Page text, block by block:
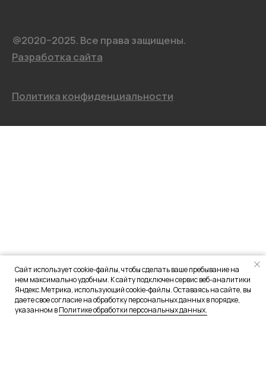
Сайт использует cookie-файлы, чтобы сделать ваше пребывание на
нем максимально удобным. К сайту подключен сервис веб-аналитики
Яндекс.Метрика, использующий cookie-файлы. Оставаясь на сайте, вы
даете свое согласие на обработку персональных данных в порядке,
указанном вПолитике обработки персональных данных.